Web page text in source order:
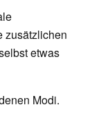
zusätzlichen
etwas
Modi.